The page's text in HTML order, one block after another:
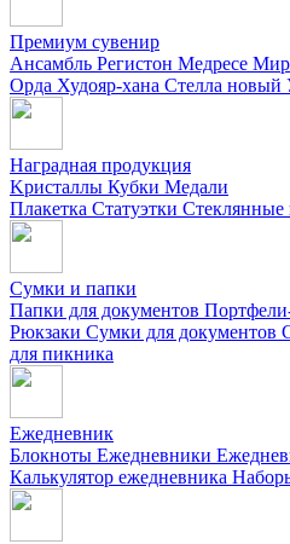
Премиум сувенир
Ансамбль Регистон Медресе
Орда Худояр-хана Стелла новый
Наградная продукция
Kристаллы Кубки Медали
Плакетка Статуэтки Стеклянные
Сумки и папки
Папки для документов
Рюкзаки Сумки для документов
для пикника
Ежедневник
Блокноты Ежедневники
Калькулятор ежедневника